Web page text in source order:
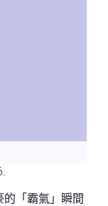
「霸氣」瞬間